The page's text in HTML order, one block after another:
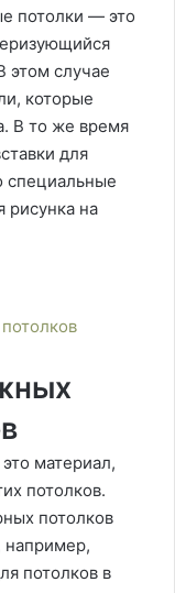
потолки — это
этом случае
которые
В то же время
для
специальные
рисунка на
материал,
потолков.
потолков
например,
потолков в